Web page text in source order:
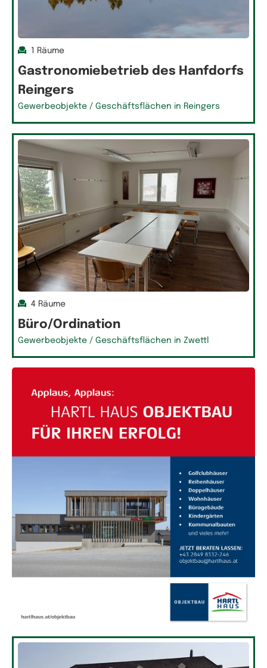
1 Räume
Gastronomiebetrieb des Hanfdorfs
Reingers
Gewerbeobjekte / Geschäftsflächen in Reingers
4 Räume
Büro/Ordination
Gewerbeobjekte / Geschäftsflächen in Zwettl